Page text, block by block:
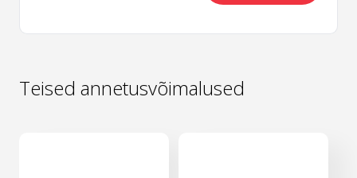
Teised annetusvõimalused